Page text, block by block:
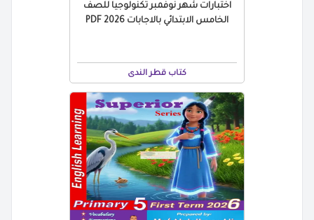
اختبارات شهر نوفمبر تكنولوجيا للصف
الخامس الابتدائي بالاجابات 2026 PDF
كتاب قطر الندى